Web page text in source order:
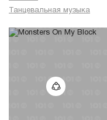
Танцевальная музыка